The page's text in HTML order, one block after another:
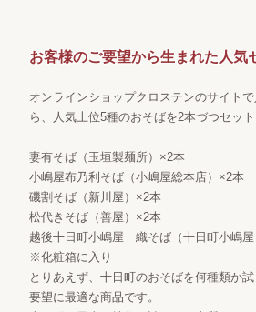
お客様のご要望から生まれた人気
オンラインショップクロステンのサイト
ら、人気上位5種のおそばを2本づつセット
妻有そば（玉垣製麺所）×2本
小嶋屋布乃利そば（小嶋屋総本店）×2本
磯割そば（新川屋）×2本
松代きそば（善屋）×2本
越後十日町小嶋屋 織そば（十日町小嶋屋
※化粧箱に入り
とりあえず、十日町のおそばを何種類か
要望に最適な商品です。